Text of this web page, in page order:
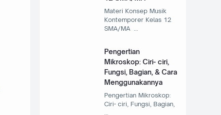
Materi Konsep Musik
Kontemporer Kelas 12
SMA/MA …
Pengertian
Mikroskop: Ciri- ciri,
Fungsi, Bagian, & Cara
Menggunakannya
Pengertian Mikroskop:
Ciri- ciri, Fungsi, Bagian,